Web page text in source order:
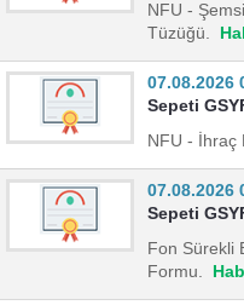
NFU -
Tüzüğü.
07.08.2026
Sepeti
NFU - İhraç
07.08.2026
Sepeti
Fon Sürekli
Formu.